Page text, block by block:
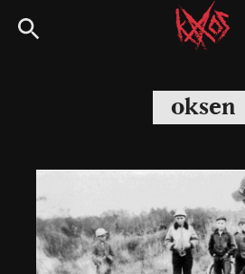
Siirry
suoraan
Kaaoszine
oksen